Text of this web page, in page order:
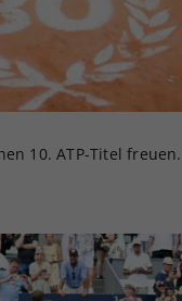
10. ATP-Titel freuen.